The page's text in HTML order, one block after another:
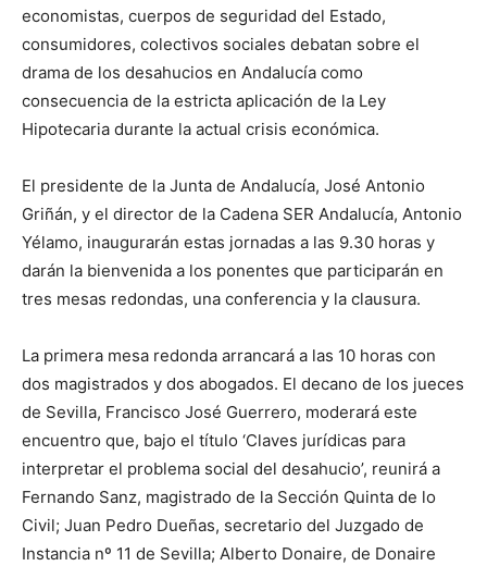
economistas, cuerpos de seguridad del Estado,
consumidores, colectivos sociales debatan sobre el
drama de los desahucios en Andalucía como
consecuencia de la estricta aplicación de la Ley
Hipotecaria durante la actual crisis económica.
El presidente de la Junta de Andalucía, José Antonio
Griñán, y el director de la Cadena SER Andalucía, Antonio
Yélamo, inaugurarán estas jornadas a las 9.30 horas y
darán la bienvenida a los ponentes que participarán en
tres mesas redondas, una conferencia y la clausura.
La primera mesa redonda arrancará a las 10 horas con
dos magistrados y dos abogados. El decano de los jueces
de Sevilla, Francisco José Guerrero, moderará este
encuentro que, bajo el título ‘Claves jurídicas para
interpretar el problema social del desahucio’, reunirá a
Fernando Sanz, magistrado de la Sección Quinta de lo
Civil; Juan Pedro Dueñas, secretario del Juzgado de
Instancia nº 11 de Sevilla; Alberto Donaire, de Donaire